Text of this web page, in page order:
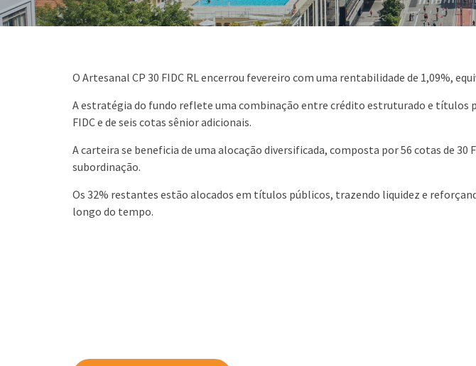
O Artesanal CP 30 FIDC RL encerrou fevereiro com uma rentabilidade de 1,09%,
A estratégia do fundo reflete uma combinação entre crédito estruturado e títulos
FIDC e de seis cotas sênior adicionais.
A carteira se beneficia de uma alocação diversificada, composta por 56 cotas de
subordinação.
Os 32% restantes estão alocados em títulos públicos, trazendo liquidez e
longo do tempo.